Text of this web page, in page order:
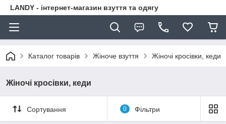
LANDY - інтернет-магазин взуття та одягу
Каталог товарів Жіноче взуття Жіночі кросівки, кеди
Жіночі кросівки, кеди
Сортування 0 Фільтри